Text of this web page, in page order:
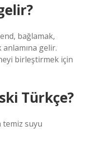
bağlamak,
gelir.
birleştirmek için
Türkçe?
temiz suyu